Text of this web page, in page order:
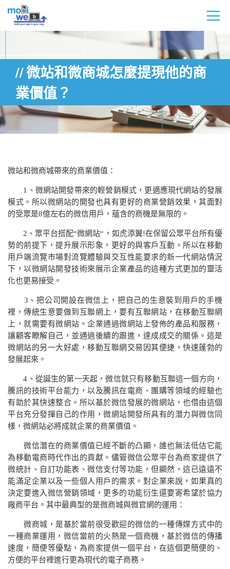
微站和微商城怎麼提現他的商
業價值？
微站和微商城帶來的商業價值：
1 、微網站開發帶來的輕營銷模式，更適應現代網站的發展
模式。所以微網站的開發也具有更好的商業營銷效果，其面對
的受眾是8億左右的微信用戶，蘊含的商機是無限的。
2 、眾平台搭配“微網站“ ，如虎添翼!在保留公眾平台所有優
勢的前提下，提升展示形象，更好的與客戶互動。所以在移動
用戶端流覽市場對流覽體驗與交互性能要求的新一代網站情況
下，以微網站開發技術來展示企業產品的這種方式更加的靈活
化也更易接受。
3 、把公司開設在微信上，把自己的生意裝到用戶的手機
裡，傳統生意要做到互聯網上，要有互聯網站，在移動互聯網
上，就需要有微網站。企業通過微網站上發佈的產品和服務，
讓顧客瞭解自己，並通過後續的跟進，達成成交的關係。這是
微網站的另一大好處，移動互聯網交易因其便捷，快速蓬勃的
發展起來。
4 、從誕生的第一天起，微信就只有移動互聯這一個方向，
騰訊的技術平台能力，以及騰訊在電商、團購等領域的經驗也
有助於其快速整合。所以基於微信發展的微網站，也借由這個
平台充分發揮自己的作用，微網站開發所具有的潛力與微信同
樣，微網站必將成就企業的商業價值。
微信潛在的商業價值已經不斷的凸顯，誰也無法低估它能
為移動電商時代作出的貢獻。儘管微信公眾平台為商家提供了
微統計、自訂功能表、微信支付等功能，但顯然，這已遠遠不
能滿足企業以及一些個人用戶的需求。對企業來說，如果真的
決定要進入微信營銷領域，更多的功能衍生還要寄希望於協力
廠商平台。其中最典型的是微商城與微官網的運用：
微商城，是基於當前很受歡迎的微信的一種傳媒方式中的
一種商業運用，微信當前的火熱是一個商機，基於微信的傳播
速度，簡便等優點，為商家提供一個平台，在這個更簡便的、
方便的平台裡進行更為現代的電子商務。